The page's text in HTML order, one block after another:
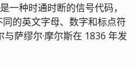
一种时通时断的信号代码，
的英文字母、数字和标点符
萨缪尔·摩尔斯在 1836 年发